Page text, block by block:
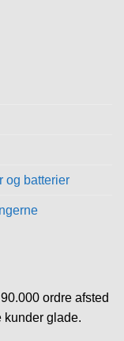
og batterier
ordre afsted
kunder glade.